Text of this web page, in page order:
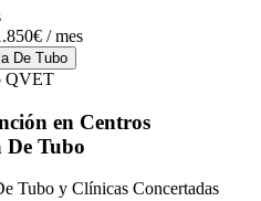
/ mes
De Tubo
QVET
en Centros
De Tubo
Tubo y Clínicas Concertadas